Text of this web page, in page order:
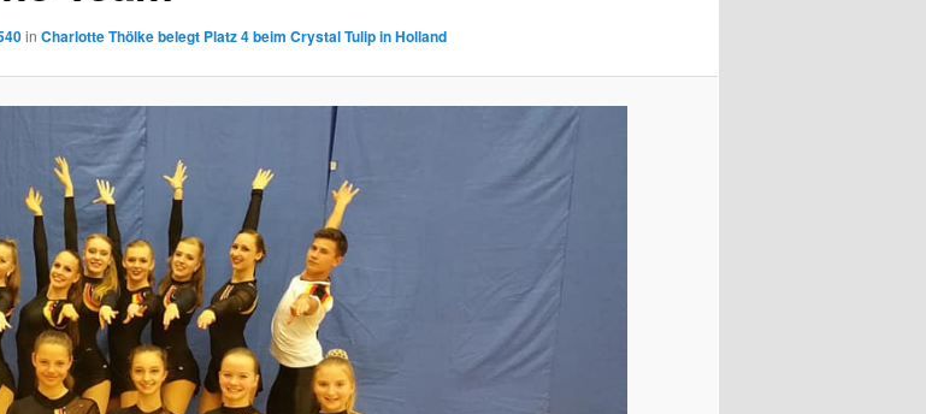
in Charlotte Thölke belegt Platz 4 beim Crystal Tulip in Holland